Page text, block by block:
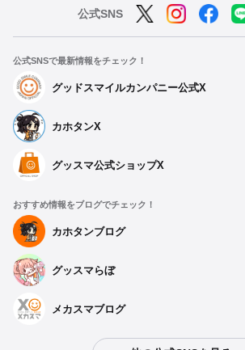
公式SNS
公式SNSで最新情報をチェック！
グッドスマイルカンパニー公式X
カホタンX
グッスマ公式ショップX
おすすめ情報をブログでチェック！
カホタンブログ
グッスマらぼ
メカスマブログ